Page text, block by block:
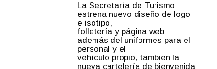
La Secretaría de Turismo
estrena nuevo diseño de logo
e isotipo,
folletería y página web
además del uniformes para el
personal y el
vehículo propio, también la
nueva cartelería de bienvenida